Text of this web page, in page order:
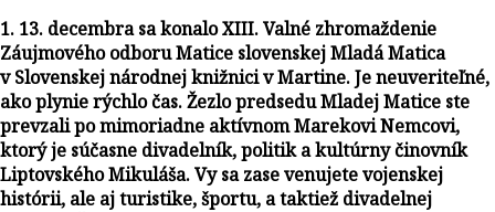
1. 13. decembra sa konalo XIII. Valné zhromaždenie
Záujmového odboru Matice slovenskej Mladá Matica
v Slovenskej národnej knižnici v Martine. Je neuveriteľné,
ako plynie rýchlo čas. Žezlo predsedu Mladej Matice ste
prevzali po mimoriadne aktívnom Marekovi Nemcovi,
ktorý je súčasne divadelník, politik a kultúrny činovník
Liptovského Mikuláša. Vy sa zase venujete vojenskej
histórii, ale aj turistike, športu, a taktiež divadelnej